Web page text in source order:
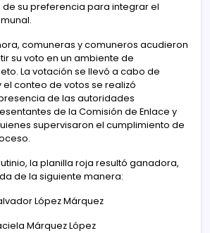
de su preferencia para integrar el
comuneras y comuneros acudieron
su voto en un ambiente de
La votación se llevó a cabo de
conteo de votos se realizó
de las autoridades
de la Comisión de Enlace y
supervisaron el cumplimiento de
la planilla roja resultó ganadora,
de la siguiente manera:
López Márquez
Márquez López